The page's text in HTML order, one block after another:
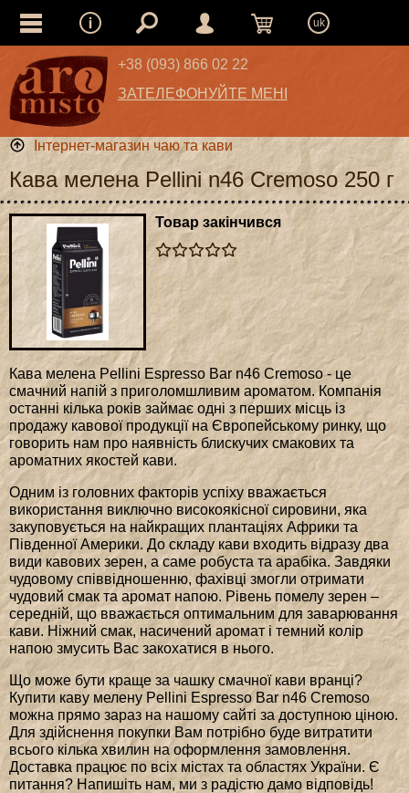
uk
+38 (093) 866 02 22
ЗАТЕЛЕФОНУЙТЕ МЕНІ
Інтернет-магазин чаю та кави
Кава мелена Pellini n46 Cremoso 250 г
Товар закінчився
Кава мелена Pellini Espresso Bar n46 Cremoso - це
смачний напій з приголомшливим ароматом. Компанія
останні кілька років займає одні з перших місць із
продажу кавової продукції на Європейському ринку, що
говорить нам про наявність блискучих смакових та
ароматних якостей кави.
Одним із головних факторів успіху вважається
використання виключно високоякісної сировини, яка
закуповується на найкращих плантаціях Африки та
Південної Америки. До складу кави входить відразу два
види кавових зерен, а саме робуста та арабіка. Завдяки
чудовому співвідношенню, фахівці змогли отримати
чудовий смак та аромат напою. Рівень помелу зерен –
середній, що вважається оптимальним для заварювання
кави. Ніжний смак, насичений аромат і темний колір
напою змусить Вас закохатися в нього.
Що може бути краще за чашку смачної кави вранці?
Купити каву мелену Pellini Espresso Bar n46 Cremoso
можна прямо зараз на нашому сайті за доступною ціною.
Для здійснення покупки Вам потрібно буде витратити
всього кілька хвилин на оформлення замовлення.
Доставка працює по всіх містах та областях України. Є
питання? Напишіть нам, ми з радістю дамо відповідь!